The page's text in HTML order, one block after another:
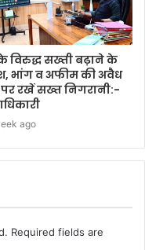
विरुद्ध सख्ती बढ़ाने के
भांग व अफीम की अवैध
रखें सख्त निगरानी:-
ago
Required fields are